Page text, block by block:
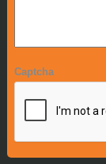
Captcha